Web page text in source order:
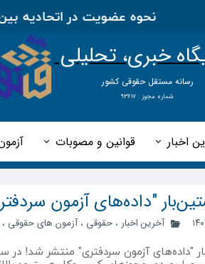
نحوه عضویت در اتحادیه بین
خبری، تحلیلی
​​​​رسانه مستقل حقوقی کشور
شماره مجوز : ۹۳۶۱۷
اخبار قوانین و مصوبات
"داده‌های آزمون
آخرین اخبار ، حقوقی ،آزمون های حقوقی ،